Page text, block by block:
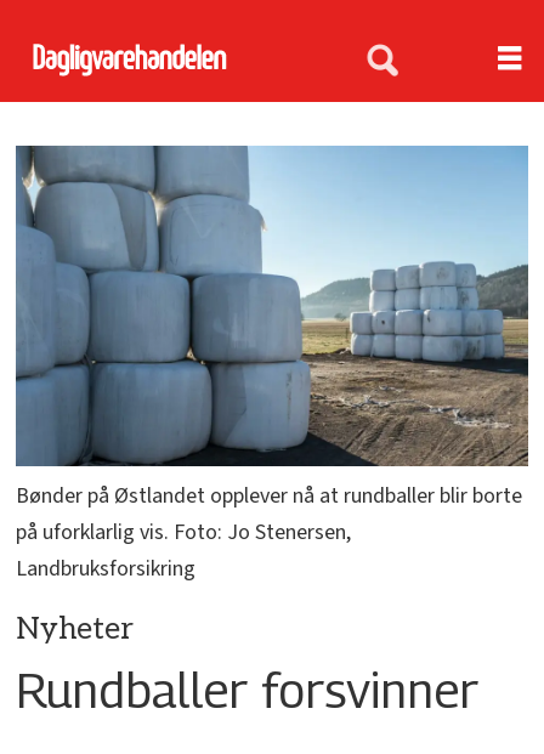
Bønder på Østlandet opplever nå at rundballer blir borte
på uforklarlig vis. Foto: Jo Stenersen,
Landbruksforsikring
Nyheter
Rundballer forsvinner